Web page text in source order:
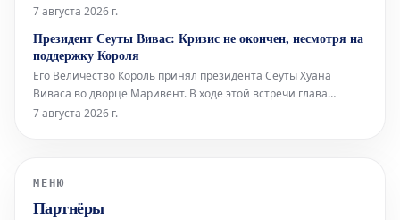
продление контракта, а также приход Родри привносит новые
7 августа 2026 г.
Президент Сеуты Вивас: Кризис не окончен, несмотря на
поддержку Короля
Его Величество Король принял президента Сеуты Хуана
Виваса во дворце Маривент. В ходе этой встречи глава
автономного города выразил надежду на скорый
7 августа 2026 г.
МЕНЮ
Партнёры